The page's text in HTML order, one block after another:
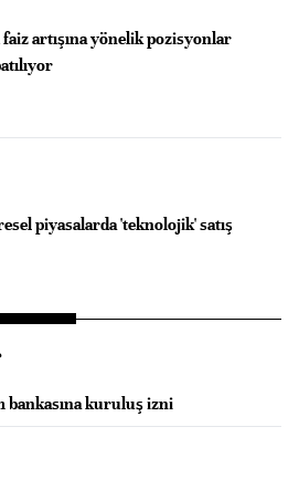
faiz artışına yönelik pozisyonlar
piyasalarda 'teknolojik' satış
bankasına kuruluş izni